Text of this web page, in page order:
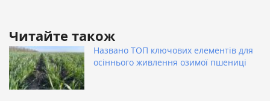
Читайте також
Названо ТОП ключових елементів для
осіннього живлення озимої пшениці